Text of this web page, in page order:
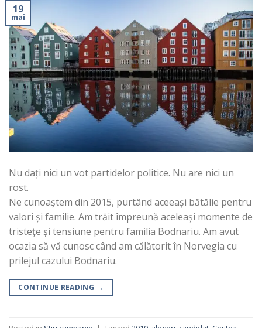
19
mai
Nu dați nici un vot partidelor politice. Nu are nici un
rost.
Ne cunoaștem din 2015, purtând aceeași bătălie pentru
valori și familie. Am trăit împreună aceleași momente de
tristețe și tensiune pentru familia Bodnariu. Am avut
ocazia să vă cunosc când am călătorit în Norvegia cu
prilejul cazului Bodnariu.
CONTINUE READING →